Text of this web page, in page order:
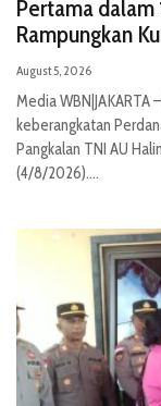
Pertama dalam
Rampungkan
August 5, 2026
Media
keberangkatan
Pangkalan TNI AU
(4/8/2026)....